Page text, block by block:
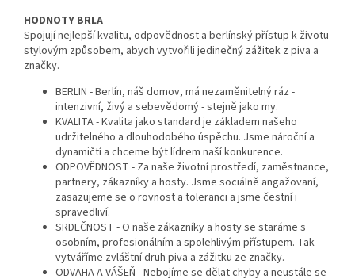
HODNOTY BRLA
Spojují nejlepší kvalitu, odpovědnost a berlínský přístup k životu
stylovým způsobem, abych vytvořili jedinečný zážitek z piva a
značky.
BERLIN - Berlín, náš domov, má nezaměnitelný ráz -
intenzivní, živý a sebevědomý - stejně jako my.
KVALITA - Kvalita jako standard je základem našeho
udržitelného a dlouhodobého úspěchu. Jsme nároční a
dynamičtí a chceme být lídrem naší konkurence.
ODPOVĚDNOST - Za naše životní prostředí, zaměstnance,
partnery, zákazníky a hosty. Jsme sociálně angažovaní,
zasazujeme se o rovnost a toleranci a jsme čestní i
spravedliví.
SRDEČNOST - O naše zákazníky a hosty se staráme s
osobním, profesionálním a spolehlivým přístupem. Tak
vytváříme zvláštní druh piva a zážitku ze značky.
ODVAHA A VÁŠEŇ - Nebojíme se dělat chyby a neustále se